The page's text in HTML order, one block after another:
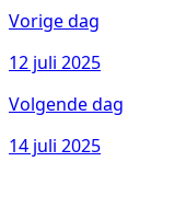
Vorige dag
12 juli 2025
Volgende dag
14 juli 2025